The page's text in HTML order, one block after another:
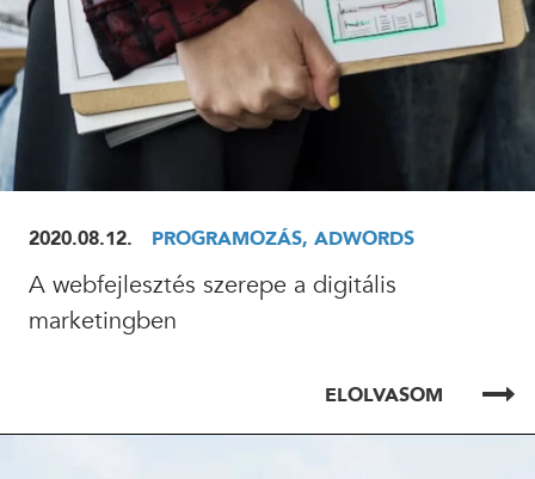
2020.08.12. PROGRAMOZÁS, ADWORDS
A webfejlesztés szerepe a digitális
marketingben
ELOLVASOM